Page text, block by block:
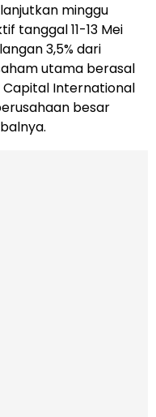
minggu
tanggal 11-13 Mei
3,5% dari
utama berasal
Capital International
besar